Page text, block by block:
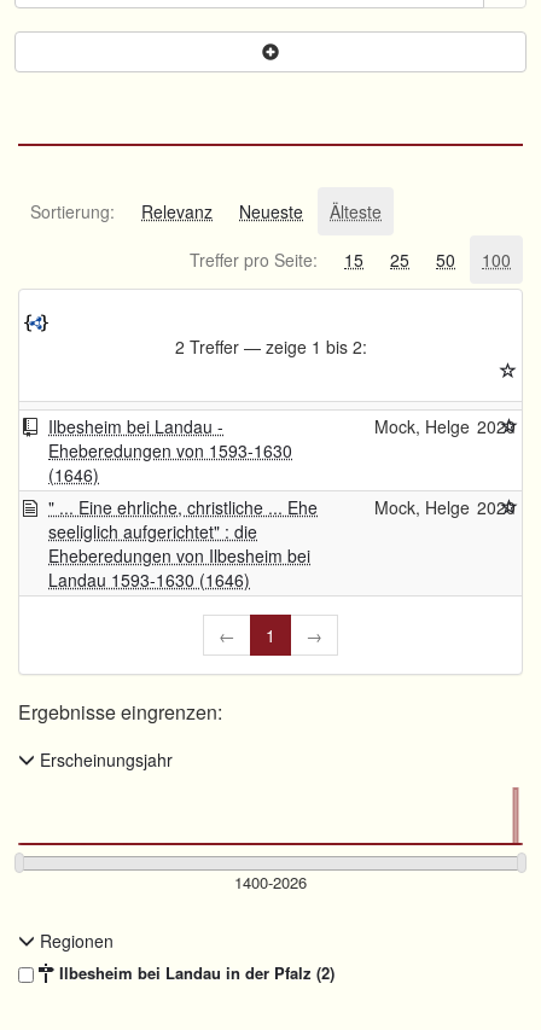
Sortierung: Relevanz Neueste
Älteste
Treffer pro Seite:
15 25 50 100
2 Treffer — zeige 1 bis 2:
Ilbesheim bei Landau -
Eheberedungen von 1593-1630
(1646)
Mock, Helge 2020
" ... Eine ehrliche, christliche ... Ehe
seeliglich aufgerichtet" : die
Eheberedungen von Ilbesheim bei
Landau 1593-1630 (1646)
Mock, Helge 2020
← 1 →
Ergebnisse eingrenzen:
Erscheinungsjahr
Regionen
Ilbesheim bei Landau in der Pfalz (2)